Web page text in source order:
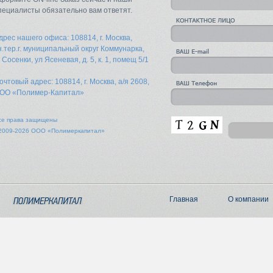
обязательно вам ответят.
нашего офиса: 108814, г. Москва,
муниципальный округ Коммунарка,
Сосенки, ул Ясеневая, д. 5, к. 1, помещ 5/1
адрес: 108814, г. Москва, а/я 2608,
«Полимер-Капитал»
права защищены
2026 ООО «Полимеркапитал»
Главная О компании